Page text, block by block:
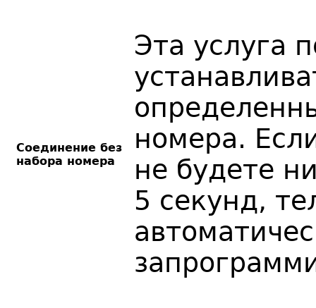
Соединение без
набора номера
Эта услуга
номера.
не будете
5 секунд,